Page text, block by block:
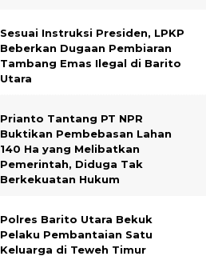
Sesuai Instruksi Presiden, LPKP
Beberkan Dugaan Pembiaran
Tambang Emas Ilegal di Barito
Utara
Prianto Tantang PT NPR
Buktikan Pembebasan Lahan
140 Ha yang Melibatkan
Pemerintah, Diduga Tak
Berkekuatan Hukum
Polres Barito Utara Bekuk
Pelaku Pembantaian Satu
Keluarga di Teweh Timur